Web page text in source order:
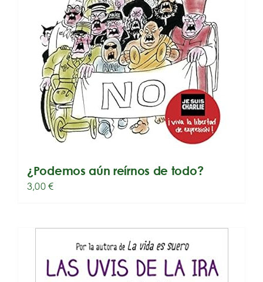
¿Podemos aún reírnos de todo?
3,00€